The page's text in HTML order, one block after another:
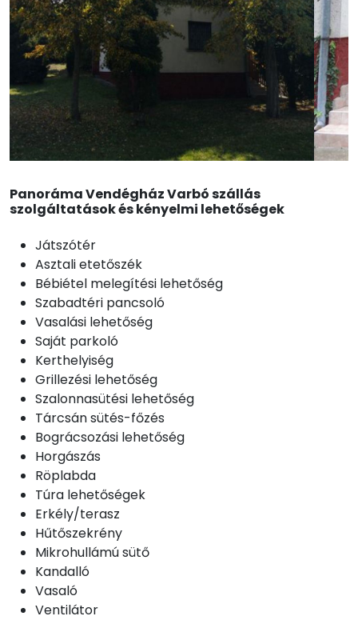
Panoráma Vendégház Varbó szállás
szolgáltatások és kényelmi lehetőségek
Játszótér
Asztali etetőszék
Bébiétel melegítési lehetőség
Szabadtéri pancsoló
Vasalási lehetőség
Saját parkoló
Kerthelyiség
Grillezési lehetőség
Szalonnasütési lehetőség
Tárcsán sütés-főzés
Bográcsozási lehetőség
Horgászás
Röplabda
Túra lehetőségek
Erkély/terasz
Hűtőszekrény
Mikrohullámú sütő
Kandalló
Vasaló
Ventilátor